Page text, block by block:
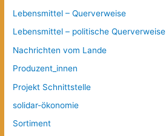
Lebensmittel – Querverweise
Lebensmittel – politische Querverweise
Nachrichten vom Lande
Produzent_innen
Projekt Schnittstelle
solidar-ökonomie
Sortiment